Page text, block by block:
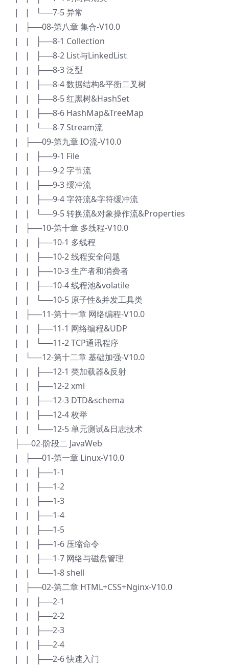
| | └──7-5 异常
| ├──08-第八章 集合-V10.0
| | ├──8-1 Collection
| | ├──8-2 List与LinkedList
| | ├──8-3 泛型
| | ├──8-4 数据结构&平衡二叉树
| | ├──8-5 红黑树&HashSet
| | ├──8-6 HashMap&TreeMap
| | └──8-7 Stream流
| ├──09-第九章 IO流-V10.0
| | ├──9-1 File
| | ├──9-2 字节流
| | ├──9-3 缓冲流
| | ├──9-4 字符流&字符缓冲流
| | └──9-5 转换流&对象操作流&Properties
| ├──10-第十章 多线程-V10.0
| | ├──10-1 多线程
| | ├──10-2 线程安全问题
| | ├──10-3 生产者和消费者
| | ├──10-4 线程池&volatile
| | └──10-5 原子性&并发工具类
| ├──11-第十一章 网络编程-V10.0
| | ├──11-1 网络编程&UDP
| | └──11-2 TCP通讯程序
| └──12-第十二章 基础加强-V10.0
| | ├──12-1 类加载器&反射
| | ├──12-2 xml
| | ├──12-3 DTD&schema
| | ├──12-4 枚举
| | └──12-5 单元测试&日志技术
├──02-阶段二 JavaWeb
| ├──01-第一章 Linux-V10.0
| | ├──1-1
| | ├──1-2
| | ├──1-3
| | ├──1-4
| | ├──1-5
| | ├──1-6 压缩命令
| | ├──1-7 网络与磁盘管理
| | └──1-8 shell
| ├──02-第二章 HTML+CSS+Nginx-V10.0
| | ├──2-1
| | ├──2-2
| | ├──2-3
| | ├──2-4
| | ├──2-6 快速入门